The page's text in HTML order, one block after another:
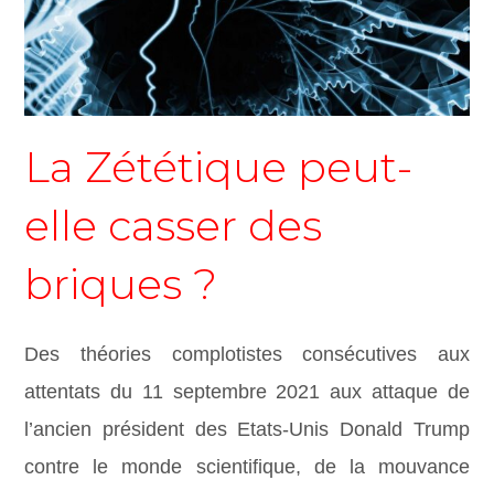
La Zététique peut-
elle casser des
briques ?
Des théories complotistes consécutives aux
attentats du 11 septembre 2021 aux attaque de
l’ancien président des Etats-Unis Donald Trump
contre le monde scientifique, de la mouvance